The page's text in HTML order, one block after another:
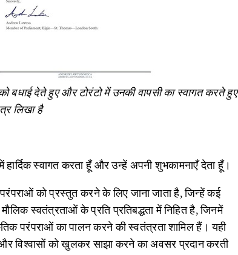
देते हुए और टोरंटो में उनकी वापसी का स्वागत करते हुए
लिखा है
स्वागत करता हूँ और उन्हें अपनी शुभकामनाएँ देता हूँ।
को प्रस्तुत करने के लिए जाना जाता है, जिन्हें कई
स्वतंत्रताओं के प्रति प्रतिबद्धता में निहित है, जिनमें
परंपराओं का पालन करने की स्वतंत्रता शामिल हैं। यही
विश्वासों को खुलकर साझा करने का अवसर प्रदान करती